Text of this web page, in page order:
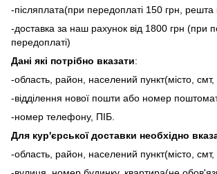
-післяплата(при передоплаті 150 грн, решта
-доставка за наш рахунок від 1800 грн (при
передоплаті)
Дані які потрібно вказати:
-область, район, населений пункт(місто, смт,
-відділення нової пошти або номер
-номер телефону, ПІБ.
Для кур'єрської доставки необхідно
-область, район, населений пункт(місто, смт,